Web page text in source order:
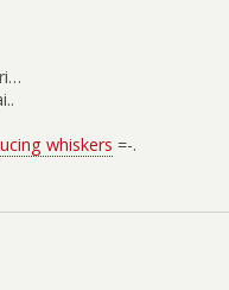
whiskers =-.